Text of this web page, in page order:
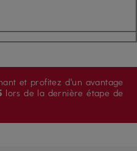
et profitez d'un avantage
lors de la dernière étape de